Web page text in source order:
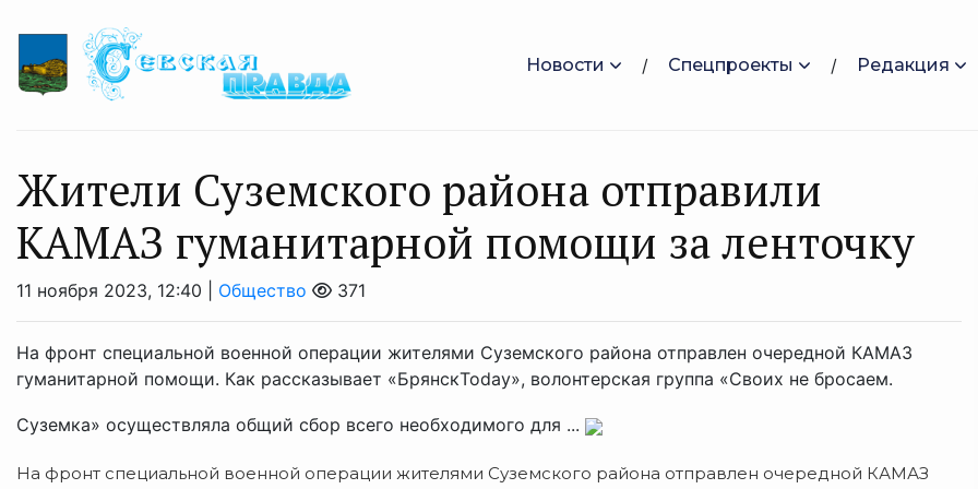
Новости Спецпроекты Редакция
Жители Суземского района отправили
КАМАЗ гуманитарной помощи за ленточку
11 ноября 2023, 12:40 | Общество 371
На фронт специальной военной операции жителями Суземского района отправлен очередной КАМАЗ
гуманитарной помощи. Как рассказывает «БрянскToday», волонтерская группа «Своих не бросаем.
Суземка» осуществляла общий сбор всего необходимого для ...
На фронт специальной военной операции жителями Суземского района отправлен очередной КАМАЗ